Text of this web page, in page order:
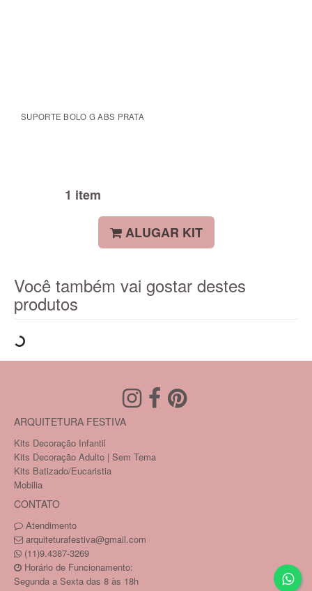
SUPORTE BOLO G ABS PRATA
1 item
ALUGAR KIT
Você também vai gostar destes
produtos
ARQUITETURA FESTIVA
Kits Decoração Infantil
Kits Decoração Adulto | Sem Tema
Kits Batizado/Eucaristia
Mobilia
CONTATO
Atendimento
arquiteturafestiva@gmail.com
(11)9.4387-3269
Horário de Funcionamento:
Segunda a Sexta das 8 às 18h